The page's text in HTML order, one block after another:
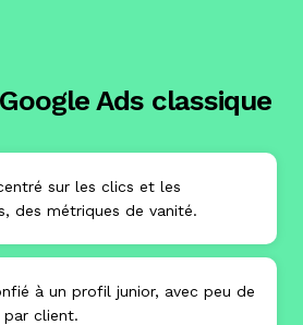
Ads classique
sur les clics et les
des métriques de vanité.
à un profil junior, avec peu de
client.